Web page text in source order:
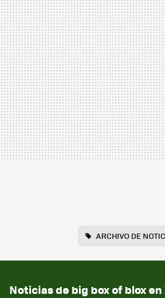
ARCHIVO DE
Noticias de big box of blox